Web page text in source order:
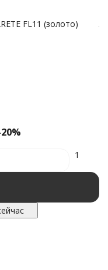
FL11 (золото)
1